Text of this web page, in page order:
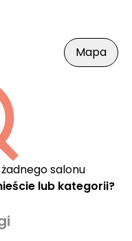
Mapa
salonu
lub kategorii?